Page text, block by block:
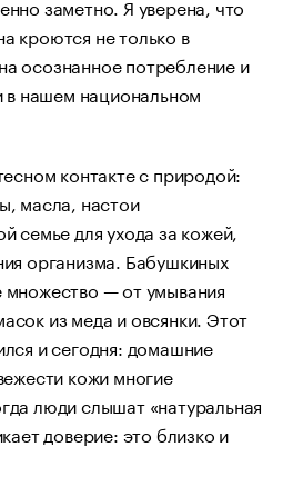
заметно. Я уверена, что
кроются не только в
осознанное потребление и
в нашем национальном
контакте с природой:
масла, настои
семье для ухода за кожей,
организма. Бабушкиных
— от умывания
из меда и овсянки. Этот
и сегодня: домашние
кожи многие
люди слышат «натуральная
доверие: это близко и